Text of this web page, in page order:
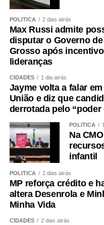
POLÍTICA 2 dias atrás
Max Russi admite
disputar o Governo
Grosso após
lideranças
CIDADES 1 dia atrás
Jayme volta a falar
União e diz que
derrotada pelo
POLÍTICA
Na
infantil
POLÍTICA 2 dias atrás
MP reforça crédito e
altera Desenrola e
Minha Vida
CIDADES 2 dias atrás